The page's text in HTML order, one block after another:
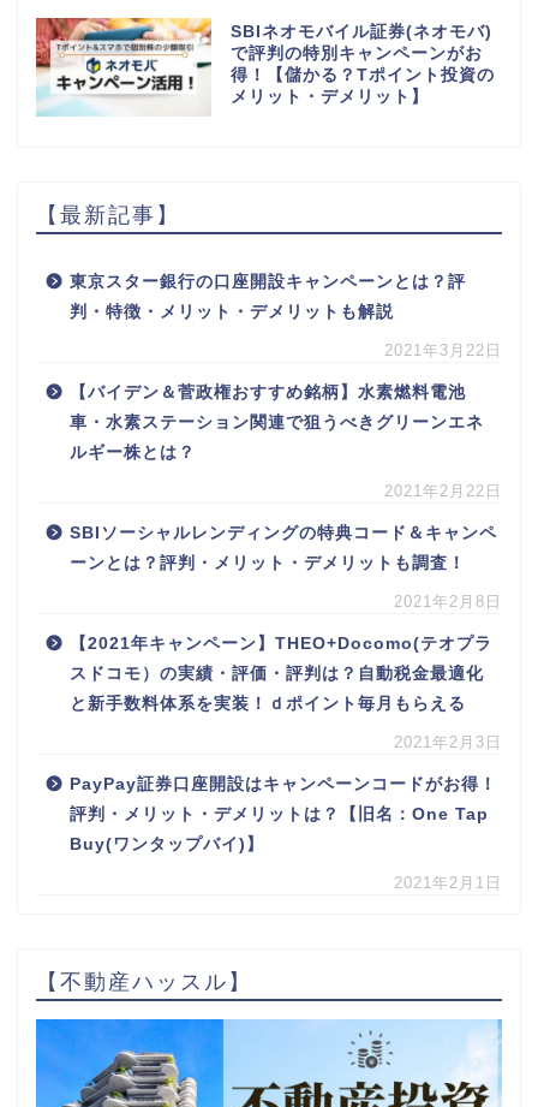
SBIネオモバイル証券(ネオモバ)
で評判の特別キャンペーンがお
得！【儲かる？Tポイント投資の
メリット・デメリット】
【最新記事】
東京スター銀行の口座開設キャンペーンとは？評
判・特徴・メリット・デメリットも解説
2021年3月22日
【バイデン＆菅政権おすすめ銘柄】水素燃料電池
車・水素ステーション関連で狙うべきグリーンエネ
ルギー株とは？
2021年2月22日
SBIソーシャルレンディングの特典コード＆キャンペ
ーンとは？評判・メリット・デメリットも調査！
2021年2月8日
【2021年キャンペーン】THEO+Docomo(テオプラ
スドコモ）の実績・評価・評判は？自動税金最適化
と新手数料体系を実装！ｄポイント毎月もらえる
2021年2月3日
PayPay証券口座開設はキャンペーンコードがお得！
評判・メリット・デメリットは？【旧名：One Tap
Buy(ワンタップバイ)】
2021年2月1日
【不動産ハッスル】